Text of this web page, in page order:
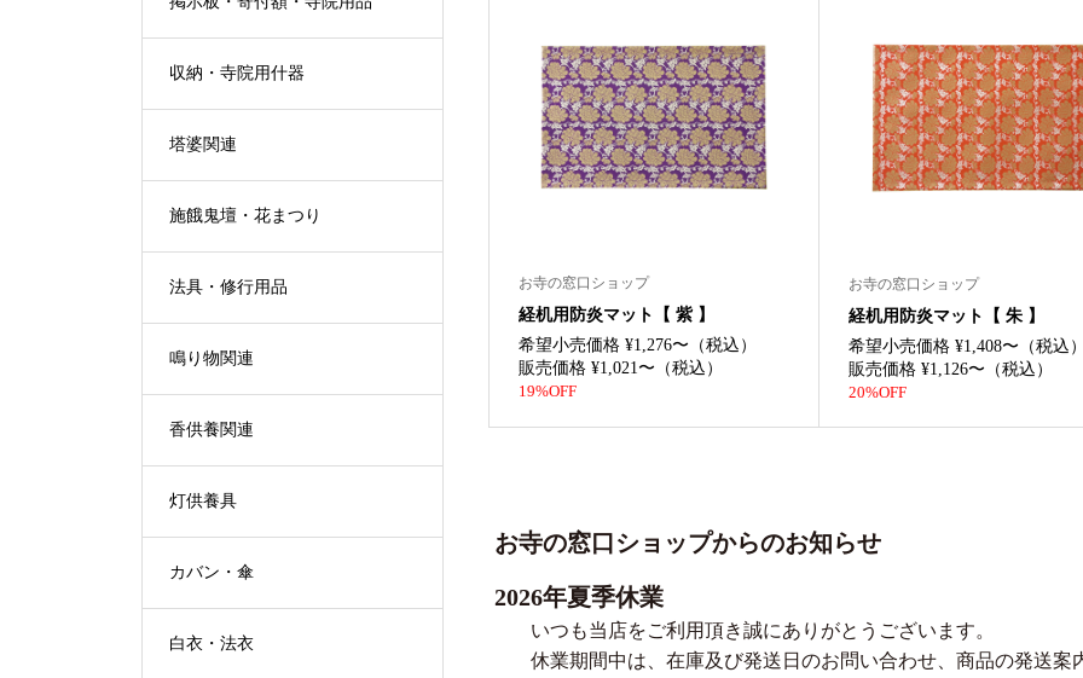
お寺の窓口ショップ
経机用防炎マット【 紫 】
希望小売価格 ¥1,276〜（税込）
販売価格 ¥1,021〜（税込）
19%OFF
お寺の窓口ショップ
経机用防炎マット【 朱 】
希望小売価格 ¥1,408〜（税込）
販売価格 ¥1,126〜（税込）
20%OFF
お寺の窓口ショップからのお知らせ
2026年夏季休業
いつも当店をご利用頂き誠にありがとうございます。
休業期間中は、在庫及び発送日のお問い合わせ、商品の発送案
収納・寺院用什器
塔婆関連
施餓鬼壇・花まつり
法具・修行用品
鳴り物関連
香供養関連
灯供養具
カバン・傘
白衣・法衣